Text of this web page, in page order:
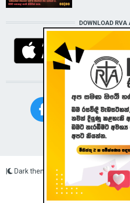
DOWNLOAD RVA
STAY CONNECTED
Radio Veritas Asia
Dark theme